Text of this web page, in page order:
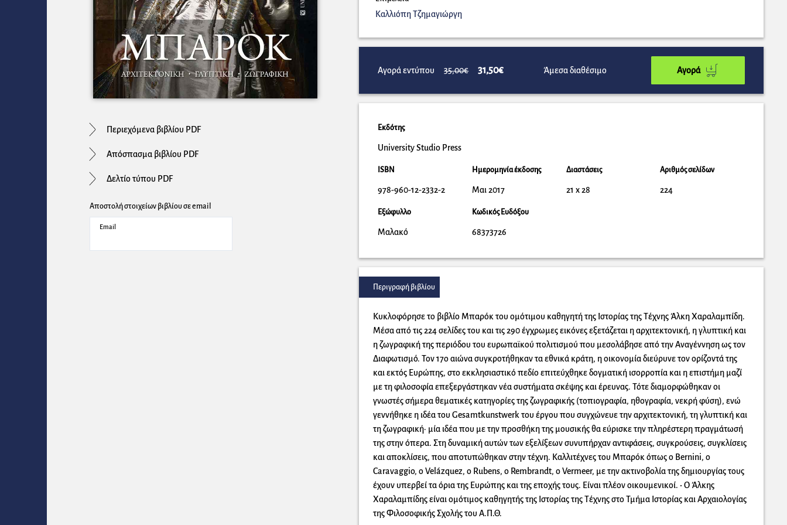
Περιεχόμενα βιβλίου PDF
Απόσπασμα βιβλίου PDF
Δελτίο τύπου PDF
Αποστολή στοιχείων βιβλίου σε email
Email
Καλλιόπη Τζημαγιώργη
Αγορά εντύπου 35,00€ 31,50€ Άμεσα διαθέσιμο Αγορά
Εκδότης
University Studio Press
ISBN
978-960-12-2332-2
Ημερομηνία έκδοσης
Μαι 2017
Διαστάσεις
21 x 28
Αριθμός σελίδων
224
Εξώφυλλο
Μαλακό
Κωδικός Ευδόξου
68373726
Περιγραφή βιβλίου
Κυκλοφόρησε το βιβλίο Μπαρόκ του ομότιμου καθηγητή της Ιστορίας της Τέχνης Άλκη Χαραλαμπίδη.
Μέσα από τις 224 σελίδες του και τις 290 έγχρωμες εικόνες εξετάζεται η αρχιτεκτονική, η γλυπτική και
η ζωγραφική της περιόδου του ευρωπαϊκού πολιτισμού που μεσολάβησε από την Αναγέννηση ως τον
Διαφωτισμό. Τον 17ο αιώνα συγκροτήθηκαν τα εθνικά κράτη, η οικονομία διεύρυνε τον ορίζοντά της
και εκτός Ευρώπης, στο εκκλησιαστικό πεδίο επιτεύχθηκε δογματική ισορροπία και η επιστήμη μαζί
με τη φιλοσοφία επεξεργάστηκαν νέα συστήματα σκέψης και έρευνας. Τότε διαμορφώθηκαν οι
γνωστές σήμερα θεματικές κατηγορίες της ζωγραφικής (τοπιογραφία, ηθογραφία, νεκρή φύση), ενώ
γεννήθηκε η ιδέα του Gesamtkunstwerk του έργου που συγχώνευε την αρχιτεκτονική, τη γλυπτική και
τη ζωγραφική· μία ιδέα που με την προσθήκη της μουσικής θα εύρισκε την πληρέστερη πραγμάτωσή
της στην όπερα. Στη δυναμική αυτών των εξελίξεων συνυπήρχαν αντιφάσεις, συγκρούσεις, συγκλίσεις
και αποκλίσεις, που αποτυπώθηκαν στην τέχνη. Καλλιτέχνες του Μπαρόκ όπως ο Bernini, ο
Caravaggio, ο Velázquez, o Rubens, o Rembrandt, o Vermeer, με την ακτινοβολία της δημιουργίας τους
έχουν υπερβεί τα όρια της Ευρώπης και της εποχής τους. Είναι πλέον οικουμενικοί. • O Άλκης
Χαραλαμπίδης είναι ομότιμος καθηγητής της Ιστορίας της Τέχνης στο Τμήμα Ιστορίας και Αρχαιολογίας
της Φιλοσοφικής Σχολής του Α.Π.Θ.